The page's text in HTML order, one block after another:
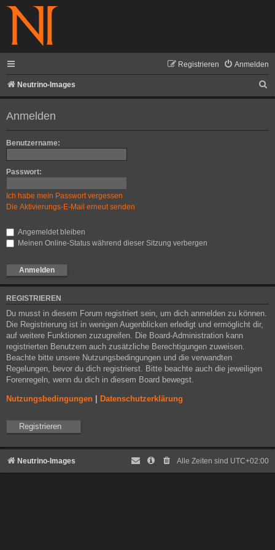
Anmelden
Registrieren
Neutrino-Images
u
Anmelden
Benutzername:
Passwort:
Ich habe mein Passwort vergessen
Die Aktivierungs-E-Mail erneut senden
Angemeldet bleiben
Meinen Online-Status während dieser Sitzung verbergen
REGISTRIEREN
Du musst in diesem Forum registriert sein, um dich anmelden zu können.
Die Registrierung ist in wenigen Augenblicken erledigt und ermöglicht dir,
auf weitere Funktionen zuzugreifen. Die Board-Administration kann
registrierten Benutzern auch zusätzliche Berechtigungen zuweisen.
Beachte bitte unsere Nutzungsbedingungen und die verwandten
Regelungen, bevor du dich registrierst. Bitte beachte auch die jeweiligen
Forenregeln, wenn du dich in diesem Board bewegst.
Nutzungsbedingungen Datenschutzerklärung
Registrieren
Neutrino-Images Alle Zeiten sind UTC+02:00